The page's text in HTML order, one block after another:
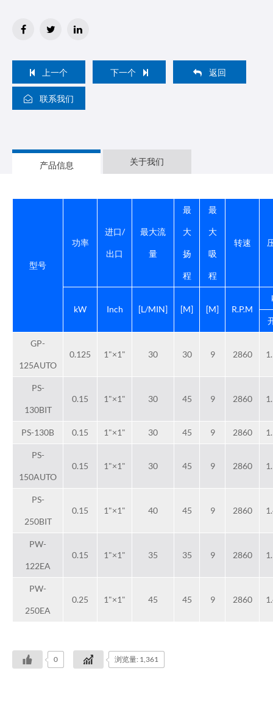
上一个 下一个 返回
联系我们
产品信息 关于我们
型号
功率
进口/
出口
最大流
量
最
大
扬
程
最
大
吸
程
转速
kW Inch [L/MIN] [M] [M] R.P.M
GP-
125AUTO
0.125 1"×1" 30 30 9 2860
PS-
130BIT
0.15 1"×1" 30 45 9 2860
PS-130B 0.15 1"×1" 30 45 9 2860
PS-
150AUTO
0.15 1"×1" 30 45 9 2860
PS-
250BIT
0.15 1"×1" 40 45 9 2860
PW-
122EA
0.15 1"×1" 35 35 9 2860
PW-
250EA
0.25 1"×1" 45 45 9 2860
0 浏览量: 1,361